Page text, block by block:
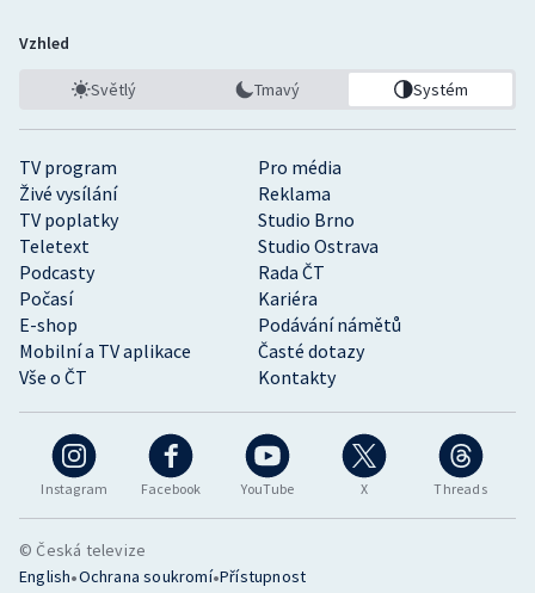
Instagram Facebook YouTube X Threads
TV program
Pro média
Živé vysílání
Reklama
TV poplatky
Studio Brno
Teletext
Studio Ostrava
Podcasty
Rada ČT
Počasí
Kariéra
E-shop
Podávání námětů
Mobilní a TV aplikace
Časté dotazy
Vše o ČT
Kontakty
Vzhled
Světlý Tmavý Systém
© Česká televize
English•Ochrana soukromí•Přístupnost